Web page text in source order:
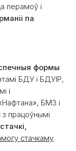
перамоў і
па
формы
БДУ і БДУІР,
і
БМЗ і
працоўнымі
стачкаму.